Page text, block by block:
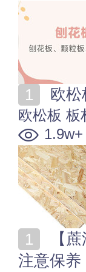
欧
欧松板 板
1.9w+
注意保养